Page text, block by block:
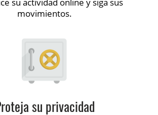
movimientos.
su privacidad